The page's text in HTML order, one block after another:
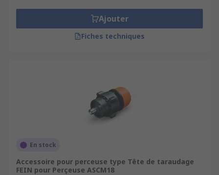
Il y a également des pièces détachées pour
remplacer toute pièce usée ou endommagée sans
devoir racheter une perceuse neuve. On trouve
Applications des accessoires pour
visseuse ou colonne de perçage.
Ajouter
Fiches techniques
En stock
Accessoire pour perceuse type Tête de taraudage
FEIN pour Perçeuse ASCM18